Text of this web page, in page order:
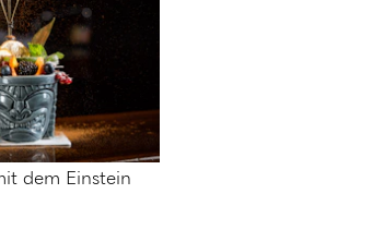
dem Einstein